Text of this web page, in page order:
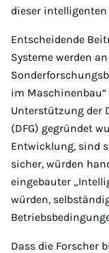
dieser intelligenten
Entscheidende
Systeme werden
im
Unterstützung der
(DFG) gegründet
Entwicklung, sind
sicher, würden
eingebauter
würden,
Dass die Forscher